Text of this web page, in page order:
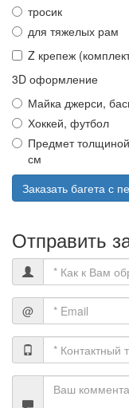
тросик
для тяжелых рам
Z крепеж
3D оформление
Майка джерси,
Хоккей, футбол
Предмет
см
Заказать багета с
Отправить
@